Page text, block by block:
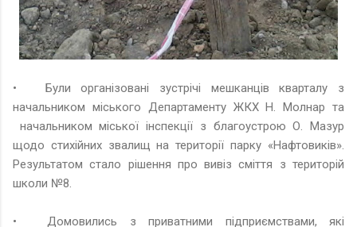
•
Були організовані зустрічі мешканців кварталу з
начальником міського Департаменту ЖКХ Н. Молнар та
начальником міської інспекції з благоустрою О. Мазур
щодо стихійних звалищ на території парку «Нафтовиків».
Результатом стало рішення про вивіз сміття з територій
школи №8.
•
Домовились з приватними підприємствами, які